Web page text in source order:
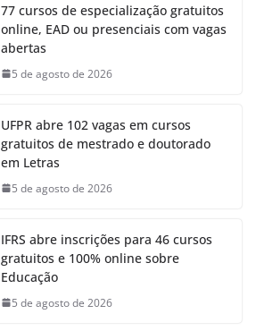
77 cursos de especialização gratuitos
online, EAD ou presenciais com vagas
abertas
5 de agosto de 2026
UFPR abre 102 vagas em cursos
gratuitos de mestrado e doutorado
em Letras
5 de agosto de 2026
IFRS abre inscrições para 46 cursos
gratuitos e 100% online sobre
Educação
5 de agosto de 2026